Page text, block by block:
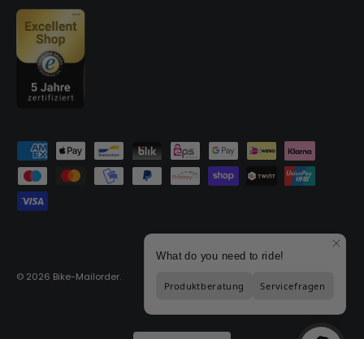
Moyens de paiement acceptés
© 2026 Bike-Mailorder.